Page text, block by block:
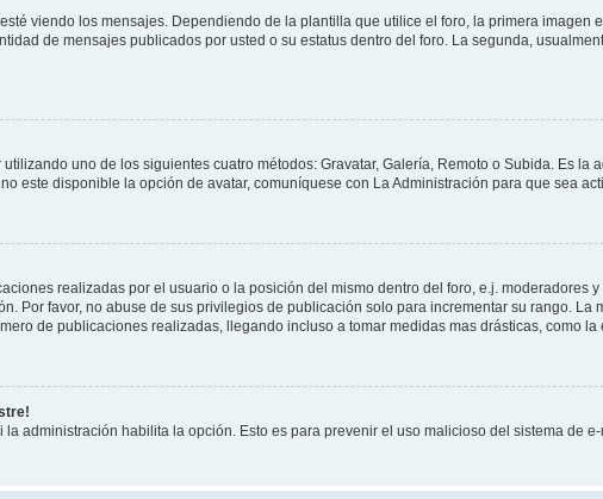
viendo los mensajes. Dependiendo de la plantilla que utilice el foro, la primera imagen
de mensajes publicados por usted o su estatus dentro del foro. La segunda,
uno de los siguientes cuatro métodos: Gravatar, Galería, Remoto o Subida. Es la
este disponible la opción de avatar, comuníquese con La Administración para que sea
realizadas por el usuario o la posición del mismo dentro del foro, e.j. moderadores
Por favor, no abuse de sus privilegios de publicación solo para incrementar su rango. La
de publicaciones realizadas, llegando incluso a tomar medidas mas drásticas, como la
administración habilita la opción. Esto es para prevenir el uso malicioso del sistema de